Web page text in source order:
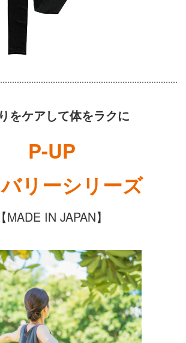
をケアして体をラクに
P-UP
リーシリーズ
【MADE IN JAPAN】